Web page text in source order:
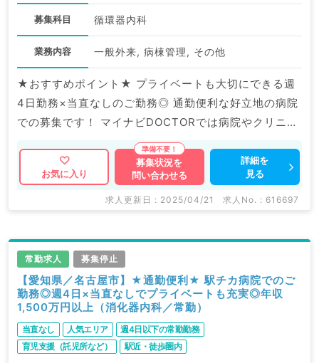
募集科目 循環器内科
業務内容 一般外来, 病棟管理, その他
★おすすめポイント★ プライベートも大切にできる週
4日勤務×当直なしのご勤務◎ 通勤便利な好立地の病院
での募集です！ マイナビDOCTORでは病院やクリニッ
クなどの医療機関求人はもちろんのこと、 産業医等の
企業系求人も多数扱っています。 求人内容の詳細等は
お気軽にお問合せ下さい。
お気に入り
募集状況を
問い合わせる
詳細を
見る
求人更新日 : 2025/04/21 求人No. : 616697
常勤求人 募集停止
【愛知県／名古屋市】★通勤便利★ 駅チカ病院でのご
勤務◎週4日×当直なしでプライベートも充実◎年収
1,500万円以上（消化器内科／常勤）
当直なし 人気エリア
週4日以下の常勤勤務
育児支援（託児所など）
駅近・徒歩圏内